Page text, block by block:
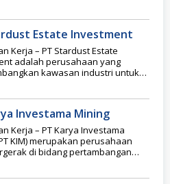
Estate Investment
Kerja – PT Stardust Estate
adalah perusahaan yang
kawasan industri untuk
Investama Mining
Kerja – PT Karya Investama
KIM) merupakan perusahaan
di bidang pertambangan